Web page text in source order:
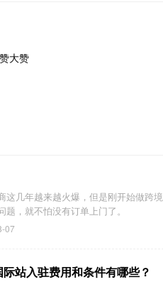
大赞
这几年越来越火爆，但是刚开始做跨
题，就不怕没有订单上门了。
07
际站入驻费用和条件有哪些？